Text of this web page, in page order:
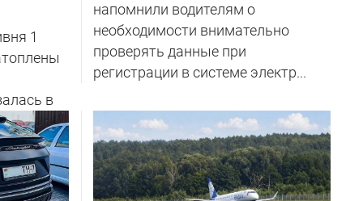
1
в
напомнили водителям о
необходимости внимательно
проверять данные при
регистрации в системе электр...